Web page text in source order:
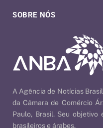
SOBRE NÓS
A Agência de Notícias
da Câmara de Comércio
Paulo, Brasil. Seu objetivo
brasileiros e árabes.